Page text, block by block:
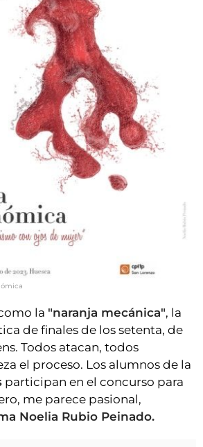
la "naranja mecánica", la
de finales de los setenta, de
Todos atacan, todos
el proceso. Los alumnos de la
participan en el concurso para
me parece pasional,
Noelia Rubio Peinado.